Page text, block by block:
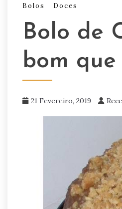
Bolos Doces
Bolo de
bom
21 Fevereiro, 2019